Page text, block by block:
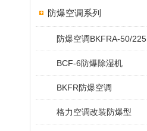
防爆空调系列
防爆空调BKFRA-50/225
BCF-6防爆除湿机
BKFR防爆空调
格力空调改装防爆型